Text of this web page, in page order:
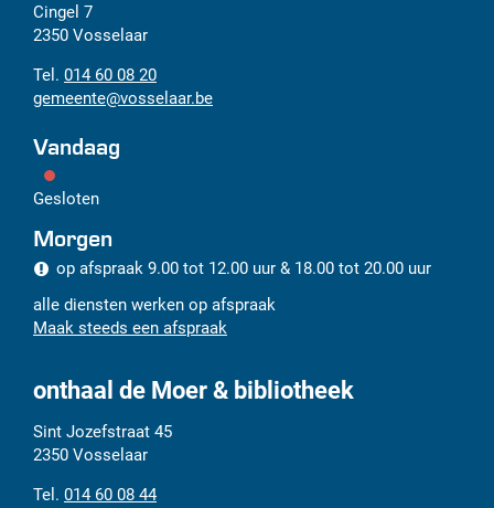
Adres
Cingel 7
2350 Vosselaar
Tel.
014 60 08 20
E-
mail
gemeente@vosselaar.be
Vandaag
Gesloten
Morgen
op afspraak 9.00 tot 12.00 uur & 18.00 tot 20.00 uur
alle diensten werken op afspraak
Maak steeds een afspraak
onthaal de Moer & bibliotheek
Adres
Sint Jozefstraat 45
2350 Vosselaar
Tel.
014 60 08 44
E-
mail